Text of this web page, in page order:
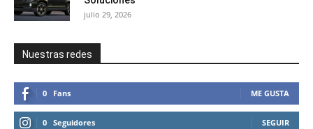
julio 29, 2026
Nuestras redes
0 Fans ME GUSTA
0 Seguidores SEGUIR